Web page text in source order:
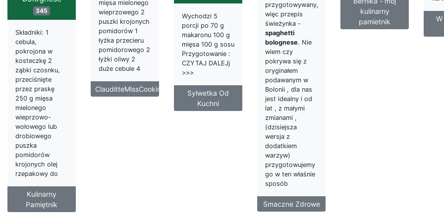
kulinarny
pamietnik
przygotowywany,
więc przepis
świeżynka -
spaghetti
bolognese. Nie
wiem czy
pokrywa się z
oryginałem
podawanym w
Bolonii , dla nas
jest idealny i od
lat , z małymi
zmianami ,
(dzisiejsza
wersja z
dodatkiem
warzyw)
przygotowujemy
go w ten właśnie
sposób
Smaczne Zdrowe
mięsa mielonego
wieprzowego 2
puszki krojonych
pomidorów 1
łyżka przecieru
pomidorowego 2
łyżki oliwy 2
duże cebule 4
ClauditteMissCooking
Wychodzi 5
porcji po 70 g
makaronu 100 g
mięsa 100 g sosu
Przygotowanie :
CZYTAJ DALEJj
>>>
Sylwetka Od
Kuchni
345
Składniki: 1
cebula,
pokrojona w
kosteczkę 2
ząbki czosnku,
przeciśnięte
przez praskę
250 g mięsa
mielonego
wieprzowo-
wołowego lub
drobiowego
puszka
pomidorów
krojonych olej
rzepakowy do
Kulinarny
Pamiętnik